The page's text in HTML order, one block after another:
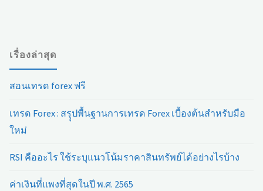
ต้น
ยัง
เรื่องล่าสุด
สอนเทรด forex ฟรี
เทรด Forex : สรุุปพื้นฐานการเทรด Forex เบื้องต้นสำหรับมือ
ใหม่
RSI คืออะไร ใช้ระบุแนวโน้มราคาสินทรัพย์ได้อย่างไรบ้าง
ค่าเงินที่แพงที่สุดในปี พ.ศ. 2565